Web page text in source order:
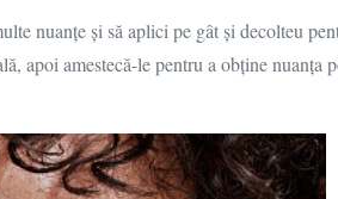
nuanțe și să aplici pe gât și decolteu
apoi amestecă-le pentru a obține nuanța